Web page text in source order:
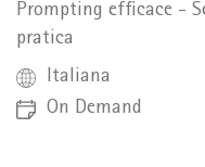
Prompting efficace -
pratica
Italiana
On Demand